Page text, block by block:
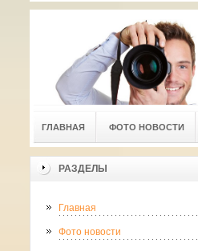
ГЛАВНАЯ ФОТО НОВОСТИ
РАЗДЕЛЫ
Главная
Фото новости